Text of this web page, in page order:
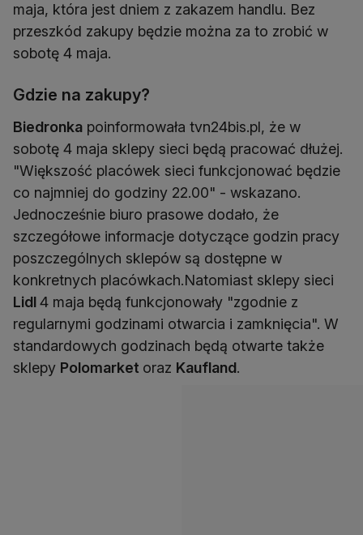
maja, która jest dniem z zakazem handlu. Bez
przeszkód zakupy będzie można za to zrobić w
sobotę 4 maja.
Gdzie na zakupy?
Biedronka poinformowała tvn24bis.pl, że w
sobotę 4 maja sklepy sieci będą pracować dłużej.
"Większość placówek sieci funkcjonować będzie
co najmniej do godziny 22.00" - wskazano.
Jednocześnie biuro prasowe dodało, że
szczegółowe informacje dotyczące godzin pracy
poszczególnych sklepów są dostępne w
konkretnych placówkach.Natomiast sklepy sieci
Lidl4 maja będą funkcjonowały "zgodnie z
regularnymi godzinami otwarcia i zamknięcia". W
standardowych godzinach będą otwarte także
sklepy Polomarket oraz Kaufland.